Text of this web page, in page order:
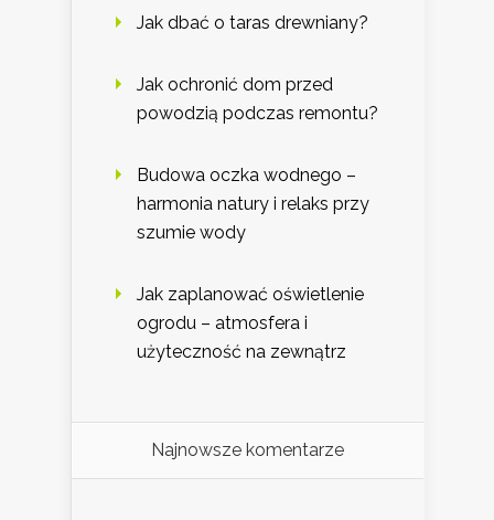
Jak dbać o taras drewniany?
Jak ochronić dom przed
powodzią podczas remontu?
Budowa oczka wodnego –
harmonia natury i relaks przy
szumie wody
Jak zaplanować oświetlenie
ogrodu – atmosfera i
użyteczność na zewnątrz
Najnowsze komentarze